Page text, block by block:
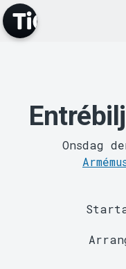
Onsdag